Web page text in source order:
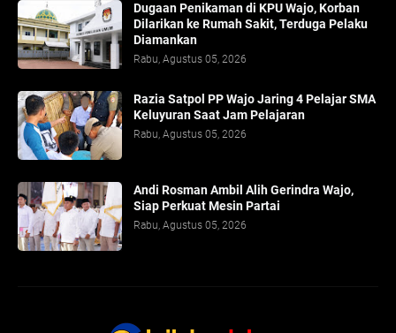
Dugaan Penikaman di KPU Wajo, Korban
Dilarikan ke Rumah Sakit, Terduga Pelaku
Diamankan
Rabu, Agustus 05, 2026
Razia Satpol PP Wajo Jaring 4 Pelajar SMA
Keluyuran Saat Jam Pelajaran
Rabu, Agustus 05, 2026
Andi Rosman Ambil Alih Gerindra Wajo,
Siap Perkuat Mesin Partai
Rabu, Agustus 05, 2026